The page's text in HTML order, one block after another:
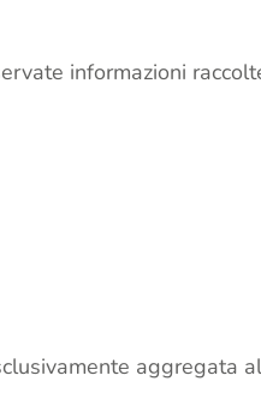
informazioni
aggregata